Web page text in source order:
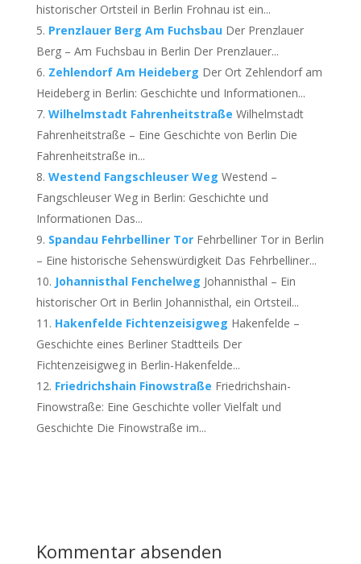
historischer Ortsteil in Berlin Frohnau ist ein...
Prenzlauer Berg Am Fuchsbau Der Prenzlauer
Berg – Am Fuchsbau in Berlin Der Prenzlauer...
Zehlendorf Am Heideberg Der Ort Zehlendorf am
Heideberg in Berlin: Geschichte und Informationen...
Wilhelmstadt Fahrenheitstraße Wilhelmstadt
Fahrenheitstraße – Eine Geschichte von Berlin Die
Fahrenheitstraße in...
Westend Fangschleuser Weg Westend –
Fangschleuser Weg in Berlin: Geschichte und
Informationen Das...
Spandau Fehrbelliner Tor Fehrbelliner Tor in Berlin
– Eine historische Sehenswürdigkeit Das Fehrbelliner...
Johannisthal Fenchelweg Johannisthal – Ein
historischer Ort in Berlin Johannisthal, ein Ortsteil...
Hakenfelde Fichtenzeisigweg Hakenfelde –
Geschichte eines Berliner Stadtteils Der
Fichtenzeisigweg in Berlin-Hakenfelde...
Friedrichshain Finowstraße Friedrichshain-
Finowstraße: Eine Geschichte voller Vielfalt und
Geschichte Die Finowstraße im...
Kommentar absenden